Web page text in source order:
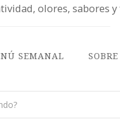
olores, sabores
SEMANAL